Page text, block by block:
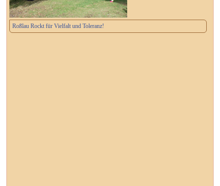
Roßlau Rockt für Vielfalt und Toleranz!